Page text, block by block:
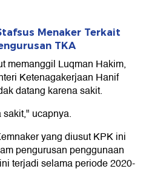
Menaker Terkait
TKA
memanggil Luqman Hakim,
Ketenagakerjaan Hanif
datang karena sakit.
ucapnya.
yang diusut KPK ini
pengurusan penggunaan
terjadi selama periode 2020-